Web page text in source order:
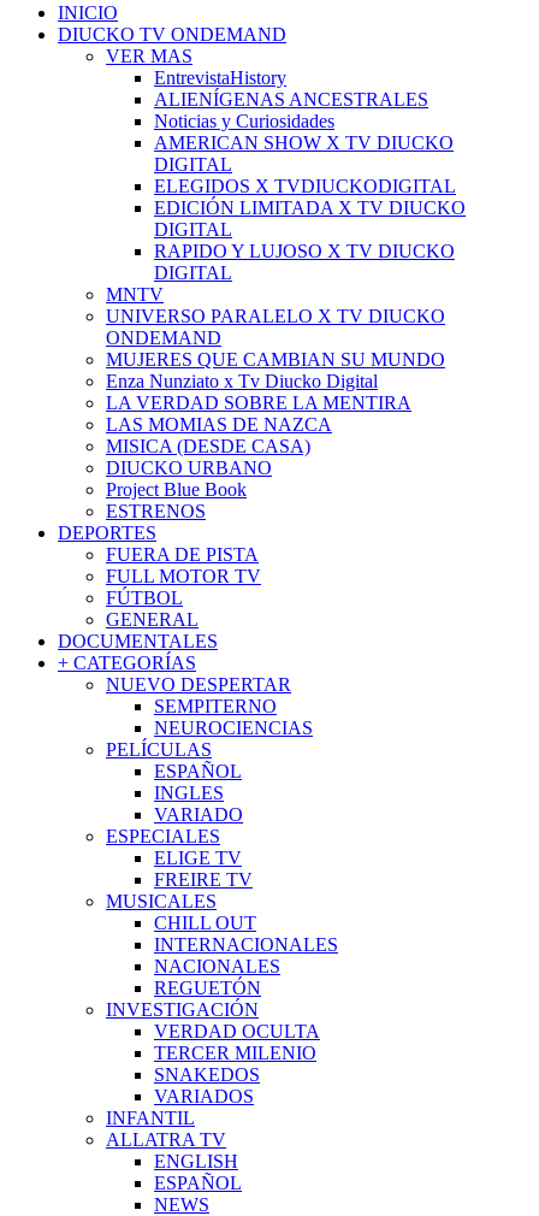
INICIO
DIUCKO TV ONDEMAND
VER MAS
EntrevistaHistory
ALIENÍGENAS ANCESTRALES
Noticias y Curiosidades
AMERICAN SHOW X TV DIUCKO
DIGITAL
ELEGIDOS X TVDIUCKODIGITAL
EDICIÓN LIMITADA X TV DIUCKO
DIGITAL
RAPIDO Y LUJOSO X TV DIUCKO
DIGITAL
MNTV
UNIVERSO PARALELO X TV DIUCKO
ONDEMAND
MUJERES QUE CAMBIAN SU MUNDO
Enza Nunziato x Tv Diucko Digital
LA VERDAD SOBRE LA MENTIRA
LAS MOMIAS DE NAZCA
MISICA (DESDE CASA)
DIUCKO URBANO
Project Blue Book
ESTRENOS
DEPORTES
FUERA DE PISTA
FULL MOTOR TV
FÚTBOL
GENERAL
DOCUMENTALES
+ CATEGORÍAS
NUEVO DESPERTAR
SEMPITERNO
NEUROCIENCIAS
PELÍCULAS
ESPAÑOL
INGLES
VARIADO
ESPECIALES
ELIGE TV
FREIRE TV
MUSICALES
CHILL OUT
INTERNACIONALES
NACIONALES
REGUETÓN
INVESTIGACIÓN
VERDAD OCULTA
TERCER MILENIO
SNAKEDOS
VARIADOS
INFANTIL
ALLATRA TV
ENGLISH
ESPAÑOL
NEWS